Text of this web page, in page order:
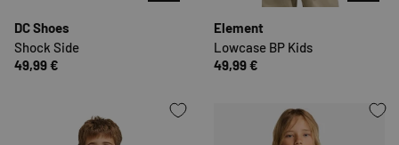
DC Shoes
Shock Side
49,99 €
Element
Lowcase BP Kids
49,99 €